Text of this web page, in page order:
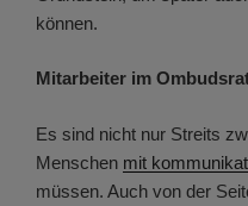
können.
Mitarbeiter im
Es sind nicht nur Streits
Menschen mit
müssen. Auch von der